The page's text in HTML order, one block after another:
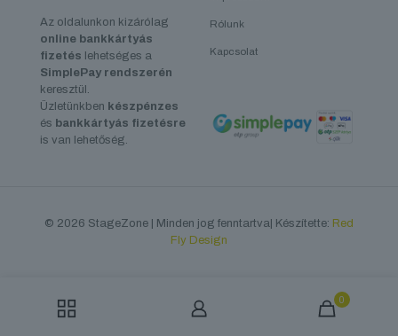
Az oldalunkon kizárólag
online bankkártyás
fizetés lehetséges a
SimplePay rendszerén
keresztül.
Üzletünkben készpénzes
és bankkártyás fizetésre
is van lehetőség.
Rólunk
Kapcsolat
© 2026 StageZone | Minden jog fenntartva| Készítette: Red
Fly Design
0